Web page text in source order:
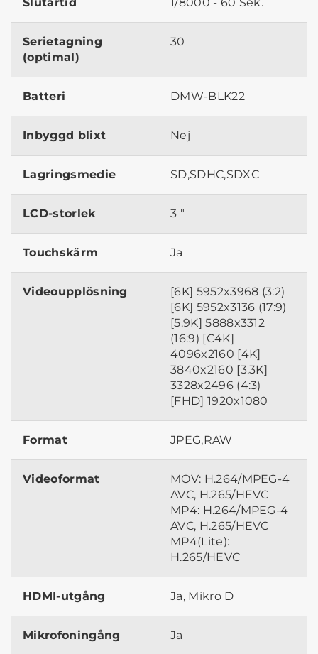
Serietagning
(optimal)
30
Batteri DMW-BLK22
Inbyggd blixt Nej
Lagringsmedie SD,SDHC,SDXC
LCD-storlek 3 "
Touchskärm Ja
Videoupplösning
[6K] 5952x3968 (3:2)
[6K] 5952x3136 (17:9)
[5.9K] 5888x3312
(16:9) [C4K]
4096x2160 [4K]
3840x2160 [3.3K]
3328x2496 (4:3)
[FHD] 1920x1080
Format JPEG,RAW
Videoformat
MOV: H.264/MPEG-4
AVC, H.265/HEVC
MP4: H.264/MPEG-4
AVC, H.265/HEVC
MP4(Lite):
H.265/HEVC
HDMI-utgång Ja, Mikro D
Mikrofoningång Ja